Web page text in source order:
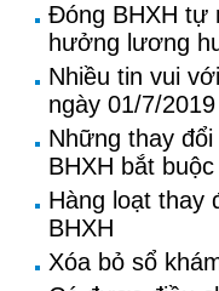
Đóng BHXH tự
hưởng lương
Nhiều tin vui
ngày 01/7/2019
Những thay đổi
BHXH bắt
Hàng loạt thay
BHXH
Xóa bỏ sổ